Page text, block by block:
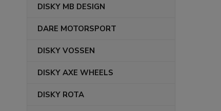
DISKY MB DESIGN
DARE MOTORSPORT
DISKY VOSSEN
DISKY AXE WHEELS
DISKY ROTA